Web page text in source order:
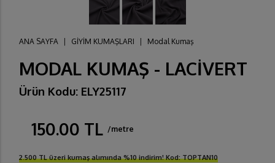
ANA SAYFA GİYİM KUMAŞLARI Modal Kumaş
MODAL KUMAŞ - LACİVERT
Ürün Kodu: ELY25117
150.00 TL /metre
2.500 TL üzeri kumaş alımında %10 indirim! Kod: TOPTAN10